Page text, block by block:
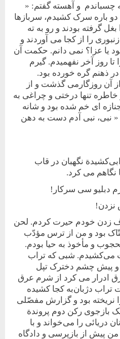
چسباندم و‌ آهسته گفتم: «
باره سرک کشيدم، سربازها
‌بغل گرفته بودند‌ و رو به ته
را از کجا می آوردند و
يا عزا؟ نمی دانم. حکمت آن
تا روز آخر نفهميدم. گيرم
ذهنم گره خورده بود.
آن روزگار‌‌می گذشت و‌ از
تنها درختی و چراغی به
ای خم شده بود و شانه
نبی، نبی آدم دست به دهن
نگهبان در قاب
نگاهم می کرد.
دبليو سی سرکار!
نزدن!
زدن خودم حيرت کردم. لحن
بود و من از ترس مؤدّب
و مأخوذ به حيا بودم.
می‌کشيدم. شبی‌ که تراب
و پيش چشم دخترک تپل
ادرار می کرد از شرم عرق
دژبان‌به کجا کشيده
بود و گزارش مفصّلی
بازجوی رکن دوم پروندة
دريائی را می‌خواند و با
پيش از بازپرسی و دادگاه